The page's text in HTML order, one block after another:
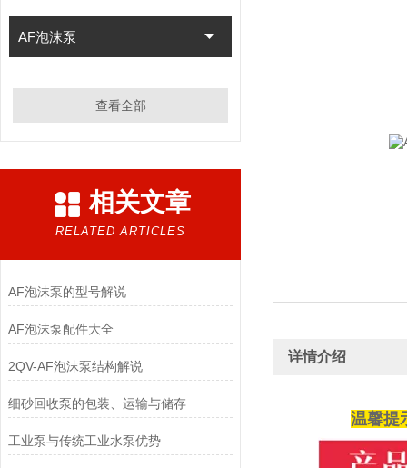
AF泡沫泵
查看全部
相关文章
RELATED ARTICLES
AF泡沫泵的型号解说
AF泡沫泵配件大全
2QV-AF泡沫泵结构解说
细砂回收泵的包装、运输与储存
工业泵与传统工业水泵优势
详情介绍
温馨提